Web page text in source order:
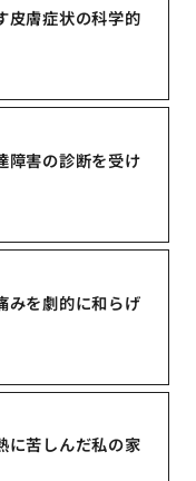
皮膚症状の科学的
障害の診断を受け
みを劇的に和らげ
に苦しんだ私の家